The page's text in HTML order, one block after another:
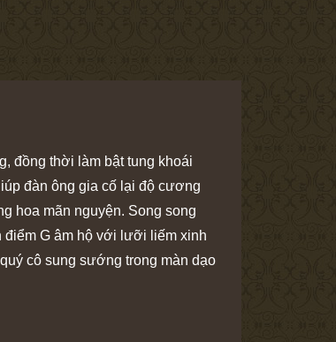
đồng thời làm bật tung khoái
đàn ông gia cố lại độ cương
hoa mãn nguyện. Song song
điểm G âm hộ với lưỡi liếm xinh
cô sung sướng trong màn dạo